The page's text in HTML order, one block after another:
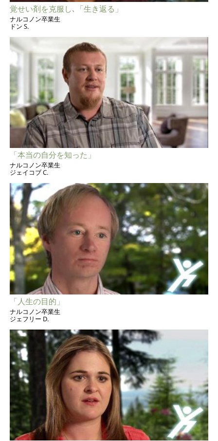
覚せい剤を克服し､「生き返る」
ナルコノン卒業生
ドン S.
「本当の自分を知った」
ナルコノン卒業生
ジェイコブ C.
「人生の目的」
ナルコノン卒業生
ジェフリー D.